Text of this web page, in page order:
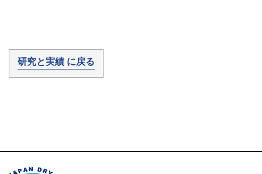
研究と実績 に戻る